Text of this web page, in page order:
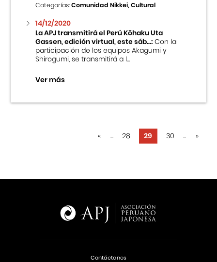
Categorías:Comunidad Nikkei, Cultural
14/12/2020
La APJ transmitirá el Perú Kōhaku Uta
Gassen, edición virtual, este sáb...:Con la
participación de los equipos Akagumi y
Shirogumi, se transmitirá a l...
Ver más
« ... 28 29 30 ... »
Contáctanos